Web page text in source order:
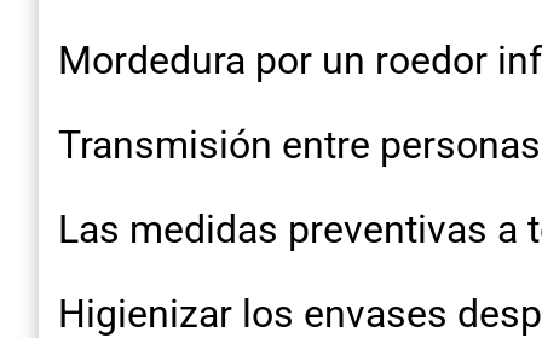
Mordedura por un roedor
Transmisión entre
Las medidas preventivas a
Higienizar los envases